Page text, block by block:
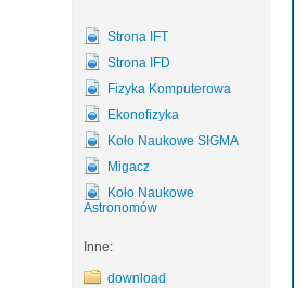
Strona IFT
Strona IFD
Fizyka Komputerowa
Ekonofizyka
Koło Naukowe SIGMA
Migacz
Koło Naukowe
Astronomów
Inne:
download